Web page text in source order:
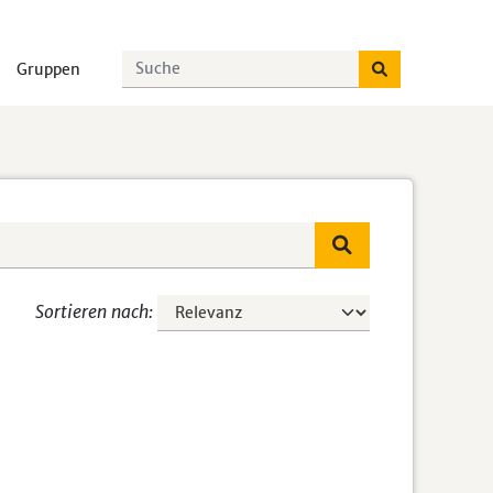
Gruppen
Sortieren nach